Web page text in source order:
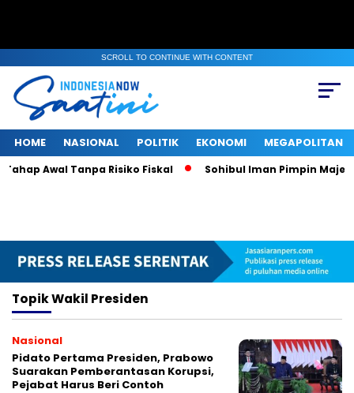
SCROLL TO CONTINUE WITH CONTENT
HOME NASIONAL POLITIK EKONOMI MEGAPOLITAN
Awal Tanpa Risiko Fiskal Sohibul Iman Pimpin
TopikWakil Presiden
Nasional
Pidato Pertama Presiden, Prabowo
Suarakan Pemberantasan Korupsi,
Pejabat Harus Beri Contoh